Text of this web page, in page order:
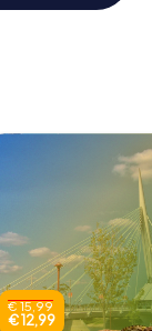
€ 15,99
€ 12,99